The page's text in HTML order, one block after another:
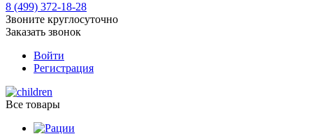
8 (499) 372-18-28
Звоните круглосуточно
Заказать звонок
Войти
Регистрация
Все товары